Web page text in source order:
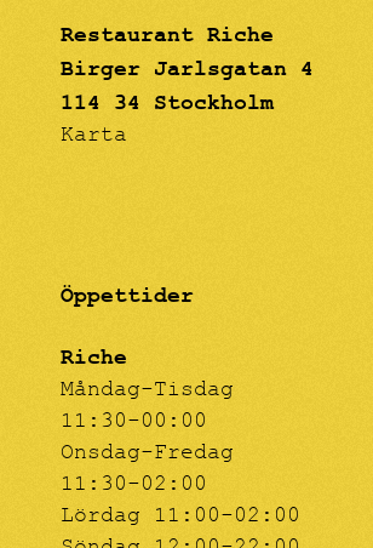
Öppettider
Riche
Måndag-Tisdag
11:30-00:00
Onsdag-Fredag
11:30-02:00
Lördag 11:00-02:00
Restaurant Riche
Birger Jarlsgatan 4
114 34 Stockholm
Karta